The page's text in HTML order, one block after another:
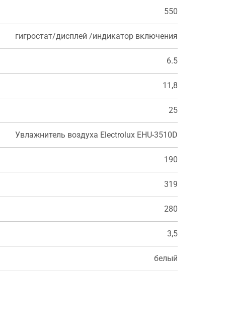
550
гигростат/дисплей /индикатор включения
6.5
11,8
25
Увлажнитель воздуха Electrolux EHU-3510D
190
319
280
3,5
белый